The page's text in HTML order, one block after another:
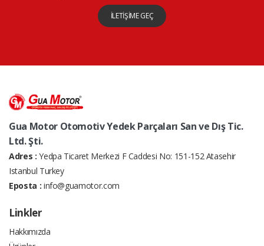
İLETİŞİME GEÇ
Gua Motor Otomotiv Yedek Parçaları San ve Dış Tic.
Ltd. Şti.
Adres : Yedpa Ticaret Merkezi F Caddesi No: 151-152 Atasehir
Istanbul Turkey
Eposta : info@guamotor.com
Linkler
Hakkımızda